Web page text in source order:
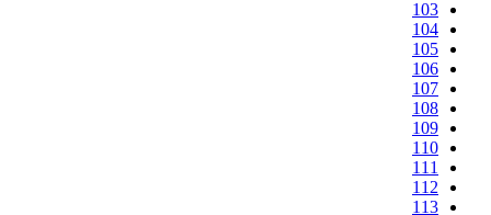
103
104
105
106
107
108
109
110
111
112
113